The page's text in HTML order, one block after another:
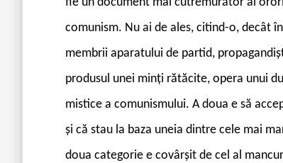
comunism. Nu ai de ales, citind-o, decât
membrii aparatului de partid,
produsul unei minți rătăcite, opera unui
mistice a comunismului. A doua e să
și că stau la baza uneia dintre cele mai
doua categorie e covârșit de cel al